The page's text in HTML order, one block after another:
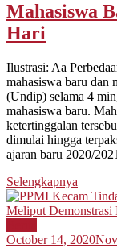
Mahasiswa
Hari
Ilustrasi: Aa
mahasiswa baru dan
(Undip) selama 4
mahasiswa baru.
ketertinggalan
dimulai hingga
ajaran baru 2020/
Selengkapnya
October 14, 2020